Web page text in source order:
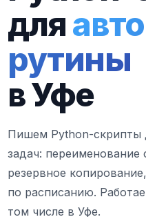
для
рутины
в Уфе
Пишем Python-скрипты
задач:
резервное
по расписанию.
том числе в Уфе.